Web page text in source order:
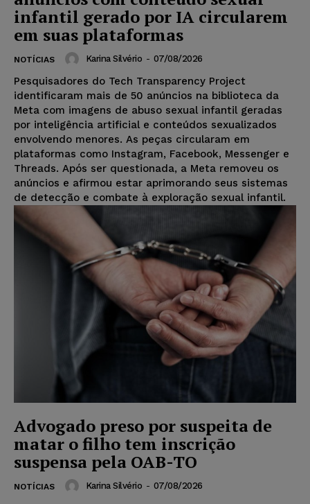
infantil gerado por IA circularem
em suas plataformas
NOTÍCIAS Karina Silvério - 07/08/2026
Pesquisadores do Tech Transparency Project
identificaram mais de 50 anúncios na biblioteca da
Meta com imagens de abuso sexual infantil geradas
por inteligência artificial e conteúdos sexualizados
envolvendo menores. As peças circularam em
plataformas como Instagram, Facebook, Messenger e
Threads. Após ser questionada, a Meta removeu os
anúncios e afirmou estar aprimorando seus sistemas
de detecção e combate à exploração sexual infantil.
Advogado preso por suspeita de
matar o filho tem inscrição
suspensa pela OAB-TO
NOTÍCIAS Karina Silvério - 07/08/2026